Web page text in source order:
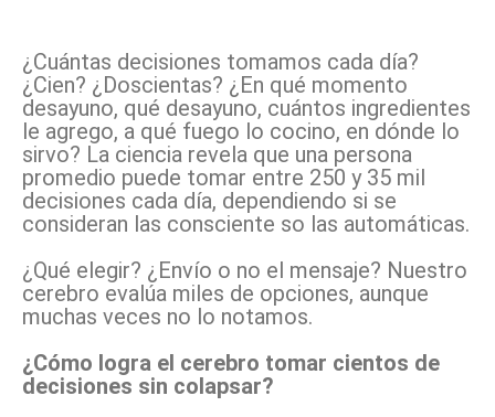
¿Cuántas decisiones tomamos cada día?
¿Cien? ¿Doscientas? ¿En qué momento
desayuno, qué desayuno, cuántos ingredientes
le agrego, a qué fuego lo cocino, en dónde lo
sirvo? La ciencia revela que una persona
promedio puede tomar entre 250 y 35 mil
decisiones cada día, dependiendo si se
consideran las consciente so las automáticas.
¿Qué elegir? ¿Envío o no el mensaje? Nuestro
cerebro evalúa miles de opciones, aunque
muchas veces no lo notamos.
¿Cómo logra el cerebro tomar cientos de
decisiones sin colapsar?